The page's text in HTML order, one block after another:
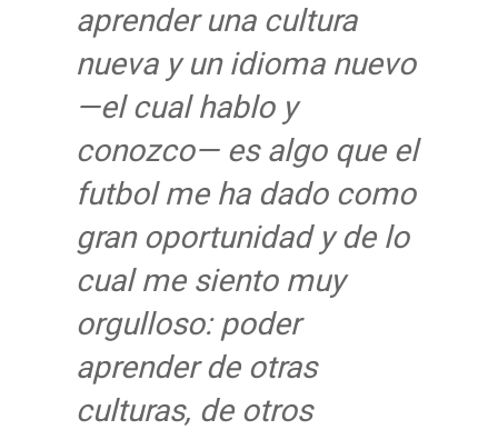
aprender una cultura
nueva y un idioma nuevo
—el cual hablo y
conozco— es algo que el
futbol me ha dado como
gran oportunidad y de lo
cual me siento muy
orgulloso: poder
aprender de otras
culturas, de otros